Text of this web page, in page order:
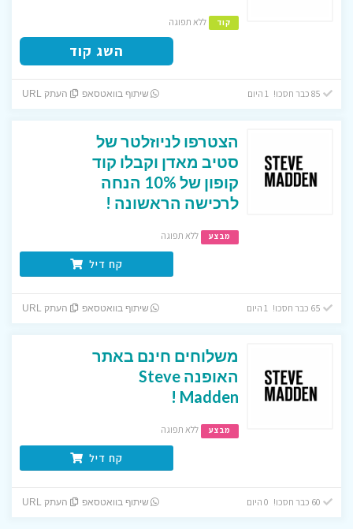
קוד ללא תפוגה
השג קוד
שיתוף בוואטסאפ העתק URL
הצטרפו לניוזלטר של
סטיב מאדן וקבלו קוד
קופון של 10% הנחה
לרכישה הראשונה !
מבצע ללא תפוגה
קח דיל
שיתוף בוואטסאפ העתק URL
משלוחים חינם באתר
האופנה Steve
Madden !
מבצע ללא תפוגה
קח דיל
שיתוף בוואטסאפ העתק URL